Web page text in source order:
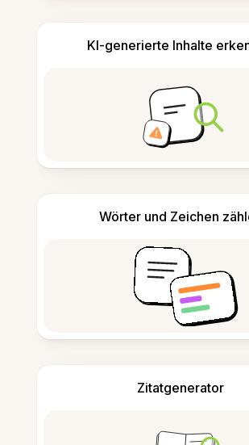
KI-generierte Inhalte
Wörter und Zeichen
Zitatgenerator